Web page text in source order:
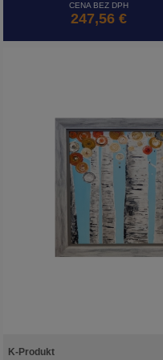
CENA BEZ DPH
247,56 €
K-Produkt